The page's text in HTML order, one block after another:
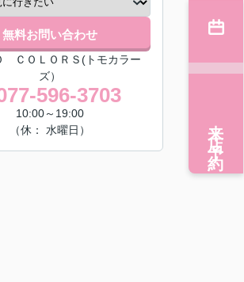
無料お問い合わせ
ＣＯＬＯＲＳ(トモカラー
ズ）
596-3703
10:00～19:00
（休： 水曜日）
来店予約